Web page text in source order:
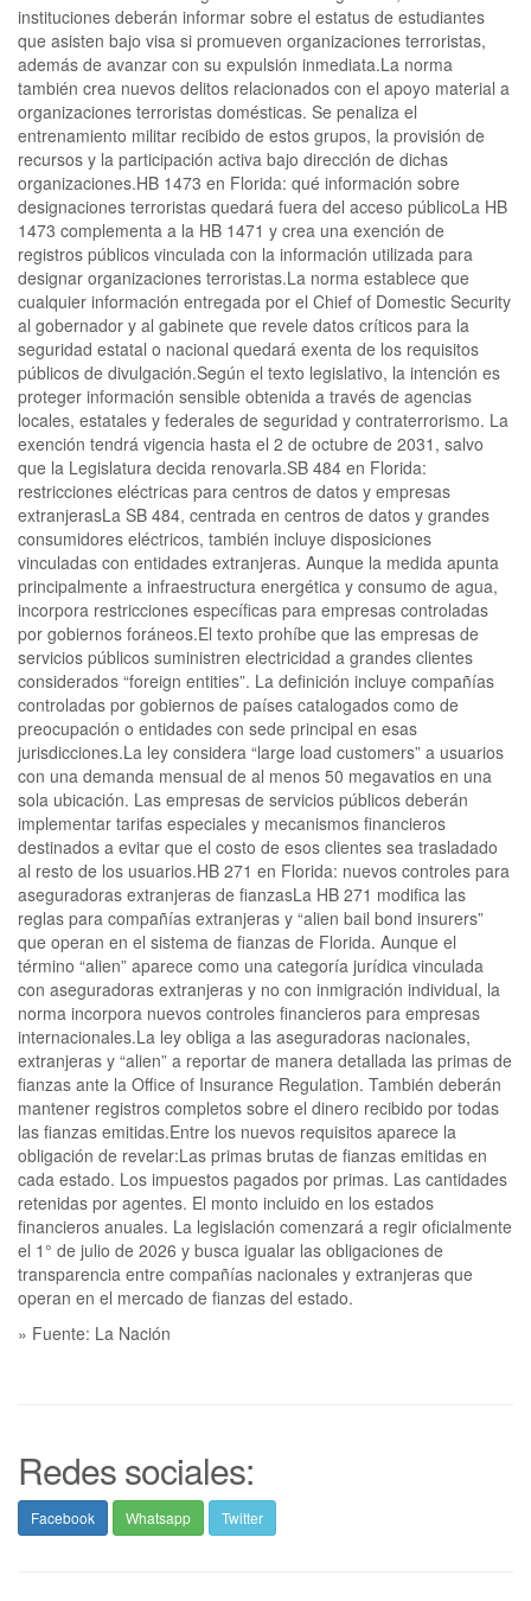
instituciones deberán informar sobre el estatus de estudiantes
que asisten bajo visa si promueven organizaciones terroristas,
además de avanzar con su expulsión inmediata.La norma
también crea nuevos delitos relacionados con el apoyo material a
organizaciones terroristas domésticas. Se penaliza el
entrenamiento militar recibido de estos grupos, la provisión de
recursos y la participación activa bajo dirección de dichas
organizaciones.HB 1473 en Florida: qué información sobre
designaciones terroristas quedará fuera del acceso públicoLa HB
1473 complementa a la HB 1471 y crea una exención de
registros públicos vinculada con la información utilizada para
designar organizaciones terroristas.La norma establece que
cualquier información entregada por el Chief of Domestic Security
al gobernador y al gabinete que revele datos críticos para la
seguridad estatal o nacional quedará exenta de los requisitos
públicos de divulgación.Según el texto legislativo, la intención es
proteger información sensible obtenida a través de agencias
locales, estatales y federales de seguridad y contraterrorismo. La
exención tendrá vigencia hasta el 2 de octubre de 2031, salvo
que la Legislatura decida renovarla.SB 484 en Florida:
restricciones eléctricas para centros de datos y empresas
extranjerasLa SB 484, centrada en centros de datos y grandes
consumidores eléctricos, también incluye disposiciones
vinculadas con entidades extranjeras. Aunque la medida apunta
principalmente a infraestructura energética y consumo de agua,
incorpora restricciones específicas para empresas controladas
por gobiernos foráneos.El texto prohíbe que las empresas de
servicios públicos suministren electricidad a grandes clientes
considerados “foreign entities”. La definición incluye compañías
controladas por gobiernos de países catalogados como de
preocupación o entidades con sede principal en esas
jurisdicciones.La ley considera “large load customers” a usuarios
con una demanda mensual de al menos 50 megavatios en una
sola ubicación. Las empresas de servicios públicos deberán
implementar tarifas especiales y mecanismos financieros
destinados a evitar que el costo de esos clientes sea trasladado
al resto de los usuarios.HB 271 en Florida: nuevos controles para
aseguradoras extranjeras de fianzasLa HB 271 modifica las
reglas para compañías extranjeras y “alien bail bond insurers”
que operan en el sistema de fianzas de Florida. Aunque el
término “alien” aparece como una categoría jurídica vinculada
con aseguradoras extranjeras y no con inmigración individual, la
norma incorpora nuevos controles financieros para empresas
internacionales.La ley obliga a las aseguradoras nacionales,
extranjeras y “alien” a reportar de manera detallada las primas de
fianzas ante la Office of Insurance Regulation. También deberán
mantener registros completos sobre el dinero recibido por todas
las fianzas emitidas.Entre los nuevos requisitos aparece la
obligación de revelar:Las primas brutas de fianzas emitidas en
cada estado. Los impuestos pagados por primas. Las cantidades
retenidas por agentes. El monto incluido en los estados
financieros anuales. La legislación comenzará a regir oficialmente
el 1° de julio de 2026 y busca igualar las obligaciones de
transparencia entre compañías nacionales y extranjeras que
operan en el mercado de fianzas del estado.
» Fuente: La Nación
Redes sociales:
Facebook Whatsapp Twitter